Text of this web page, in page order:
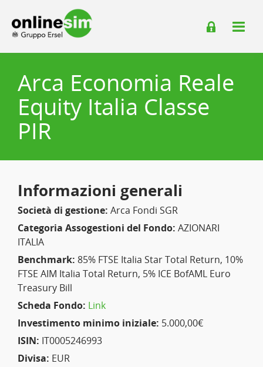
Arca Economia Reale
Equity Italia Classe
PIR
Informazioni generali
Società di gestione: Arca Fondi SGR
Categoria Assogestioni del Fondo: AZIONARI
ITALIA
Benchmark: 85% FTSE Italia Star Total Return, 10%
FTSE AIM Italia Total Return, 5% ICE BofAML Euro
Treasury Bill
Scheda Fondo: Link
Investimento minimo iniziale: 5.000,00€
ISIN: IT0005246993
Divisa: EUR